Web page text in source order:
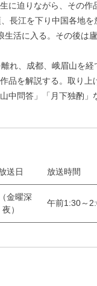
に迫りながら、その作
長江を下り中国各地を
活に入る。その後は
れ、成都、峨眉山を
品を解説する。取り
中問答」「月下独酌」
送日 放送時間
金曜深
夜）
午前1:30～